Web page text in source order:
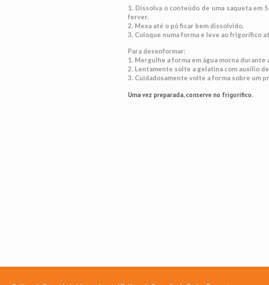
1. Dissolva o conteúdo de uma saqueta em
ferver.
2. Mexa até o pó ficar bem dissolvido.
3. Coloque numa forma e leve ao frigorífico
Para desenformar:
1. Mergulhe a forma em água morna durante
2. Lentamente solte a gelatina com auxílio
3. Cuidadosamente volte a forma sobre um
Uma vez preparada, conserve no frigorífico.